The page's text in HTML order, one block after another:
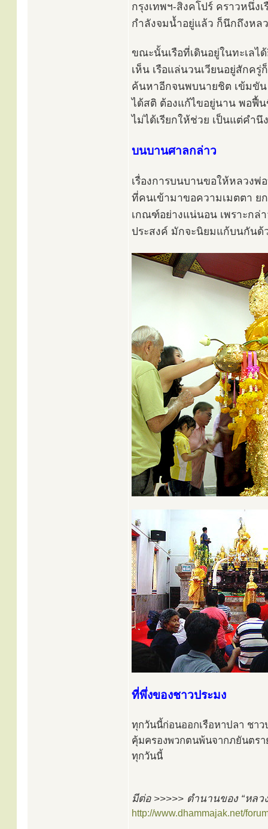
กรุงเทพฯ-สิงคโปร์ คราวหนึ่ง
กำลังจมน้ำอยู่แล้ว ก็นึกถึงห
ขณะนั้นเรือที่เดินอยู่ในทะเลไ
เห็น เรือแล่นวนเวียนอยู่สักครู่
ค้นหาอีกจนพบนายชิต เข้มขัน
ได้สติ ต้องแก้ไขอยู่นาน พอฟื้
ไม่ได้เรียกให้ช่วย เป็นแต่คำ
บนบานศาลกล่าว
เรื่องการบนบานขอให้หลวง
ที่คนเข้ามาขอความเมตตา ย
เกณฑ์อย่างแน่นอน เพราะกล่
ประสงค์ มักจะนิยมแก้บนกันด้
ที่พึ่งของชาวประมง
ทุกวันนี้ก่อนออกเรือหาปลา ชา
คุ้มครองพวกตนพ้นจากภยันตร
ทุกวันนี้
มีต่อ >>>>> ตำนานของ “หลว
http://www.dhammajak.net/